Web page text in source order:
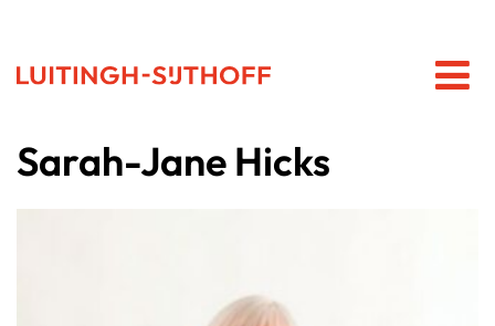
Sarah-Jane Hicks